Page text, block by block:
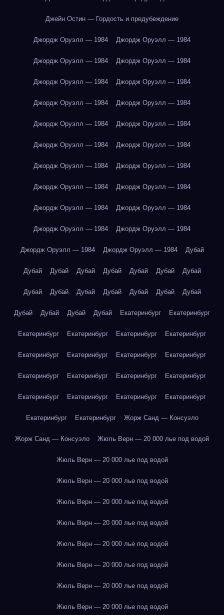
Джейн Остин — Гордость и предубеждение
Джордж Оруэлл — 1984 Джордж Оруэлл — 1984
Джордж Оруэлл — 1984 Джордж Оруэлл — 1984
Джордж Оруэлл — 1984 Джордж Оруэлл — 1984
Джордж Оруэлл — 1984 Джордж Оруэлл — 1984
Джордж Оруэлл — 1984 Джордж Оруэлл — 1984
Джордж Оруэлл — 1984 Джордж Оруэлл — 1984
Джордж Оруэлл — 1984 Джордж Оруэлл — 1984
Джордж Оруэлл — 1984 Джордж Оруэлл — 1984
Джордж Оруэлл — 1984 Джордж Оруэлл — 1984
Джордж Оруэлл — 1984 Джордж Оруэлл — 1984
Джордж Оруэлл — 1984 Джордж Оруэлл — 1984 Дубай
Дубай Дубай Дубай Дубай Дубай Дубай Дубай
Дубай Дубай Дубай Дубай Дубай Дубай Дубай
Дубай Дубай Дубай Дубай Екатеринбург Екатеринбург
Екатеринбург Екатеринбург Екатеринбург Екатеринбург
Екатеринбург Екатеринбург Екатеринбург Екатеринбург
Екатеринбург Екатеринбург Екатеринбург Екатеринбург
Екатеринбург Екатеринбург Екатеринбург Екатеринбург
Екатеринбург Екатеринбург Жорж Санд — Консуэло
Жорж Санд — Консуэло Жюль Верн — 20 000 лье под водой
Жюль Верн — 20 000 лье под водой
Жюль Верн — 20 000 лье под водой
Жюль Верн — 20 000 лье под водой
Жюль Верн — 20 000 лье под водой
Жюль Верн — 20 000 лье под водой
Жюль Верн — 20 000 лье под водой
Жюль Верн — 20 000 лье под водой
Жюль Верн — 20 000 лье под водой